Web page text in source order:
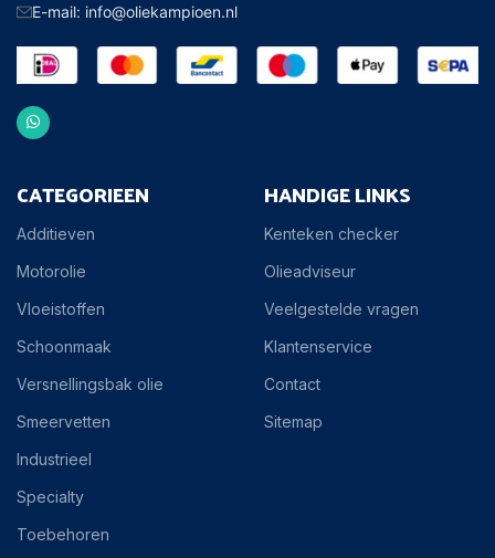
E-mail: info@oliekampioen.nl
CATEGORIEEN
Additieven
Motorolie
Vloeistoffen
Schoonmaak
Versnellingsbak olie
Smeervetten
Industrieel
Specialty
Toebehoren
HANDIGE LINKS
Kenteken checker
Olieadviseur
Veelgestelde vragen
Klantenservice
Contact
Sitemap